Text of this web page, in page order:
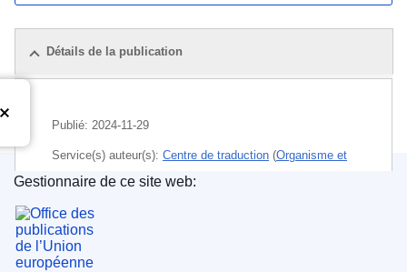
Détails de la publication
Publié: 2024-11-29
Service(s) auteur(s): Centre de traduction (Organisme et
agence de l’UE)
Sujet:budget général (UE)
budgétaire
budgétaires
Office des publications de l’Union européenne
Gestionnaire de ce site web: